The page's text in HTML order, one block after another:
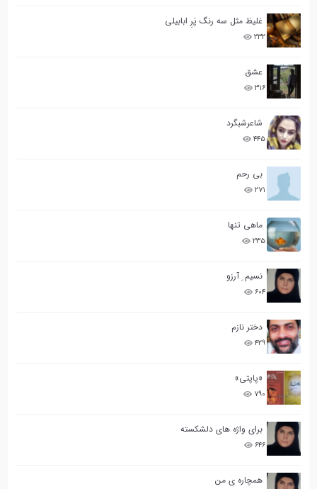
غلیظ مثل سه رنگ پَرِ ابابیلی
۲۳۲
عشق
۳۱۶
شاعرشبگرد
۴۴۵
بی رحم
۲۷۱
ماهی تنها
۲۳۵
نسیم ِ آرزو
۶۰۴
دختر نازم
۴۲۹
«پاپتی»
۷۹۰
برای واژه های دلشکسته
۶۴۶
همچاره ی من